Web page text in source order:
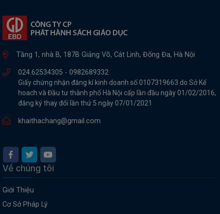
Tầng 1, nhà B, 187B Giảng Võ, Cát Linh, Đống Đa, Hà Nội
024.62534305 - 0982689332
Giấy chứng nhận đăng kí kinh doanh số 0107319663 do Sở Kế
hoach và Đầu tư thành phố Hà Nội cấp lần đầu ngày 01/02/2016,
đăng ký thay đổi lần thứ 5 ngày 07/01/2021
khaithachang@gmail.com
Về chúng tôi
Giới Thiệu
Cơ Sở Pháp Lý